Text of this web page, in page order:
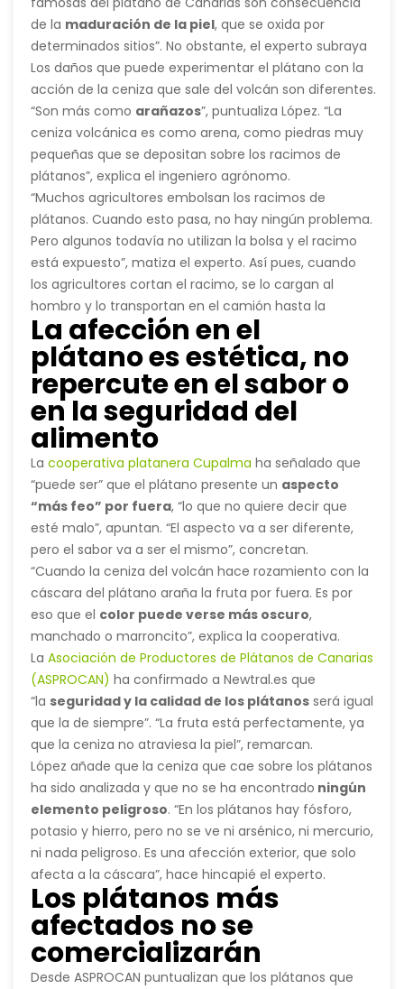
de la maduración de la piel, que se oxida por
determinados sitios”. No obstante, el experto subraya
que estas marcas “son circulares, como pecas”.
Los daños que puede experimentar el plátano con la
acción de la ceniza que sale del volcán son diferentes.
“Son más como arañazos”, puntualiza López. “La
ceniza volcánica es como arena, como piedras muy
pequeñas que se depositan sobre los racimos de
plátanos”, explica el ingeniero agrónomo.
“Muchos agricultores embolsan los racimos de
plátanos. Cuando esto pasa, no hay ningún problema.
Pero algunos todavía no utilizan la bolsa y el racimo
está expuesto”, matiza el experto. Así pues, cuando
los agricultores cortan el racimo, se lo cargan al
hombro y lo transportan en el camión hasta la
sección de empaquetado, “la ceniza roza la fruta
“Es como si cogieras un papel de lija y le dieras al
plátano. Entonces, cuando madura, aparecen esos
arañazos”, evidencia López.
La afección en el
plátano es estética, no
repercute en el sabor o
en la seguridad del
alimento
La cooperativa platanera Cupalma ha señalado que
“puede ser” que el plátano presente un aspecto
“más feo” por fuera, “lo que no quiere decir que
esté malo”, apuntan. “El aspecto va a ser diferente,
pero el sabor va a ser el mismo”, concretan.
“Cuando la ceniza del volcán hace rozamiento con la
cáscara del plátano araña la fruta por fuera. Es por
eso que el color puede verse más oscuro,
manchado o marroncito”, explica la cooperativa.
La Asociación de Productores de Plátanos de Canarias
(ASPROCAN) ha confirmado a Newtral.es que
“la seguridad y la calidad de los plátanos será igual
que la de siempre”. “La fruta está perfectamente, ya
que la ceniza no atraviesa la piel”, remarcan.
López añade que la ceniza que cae sobre los plátanos
ha sido analizada y que no se ha encontrado ningún
elemento peligroso. “En los plátanos hay fósforo,
potasio y hierro, pero no se ve ni arsénico, ni mercurio,
ni nada peligroso. Es una afección exterior, que solo
afecta a la cáscara”, hace hincapié el experto.
Los plátanos más
afectados no se
comercializarán
Desde ASPROCAN puntualizan que los plátanos que